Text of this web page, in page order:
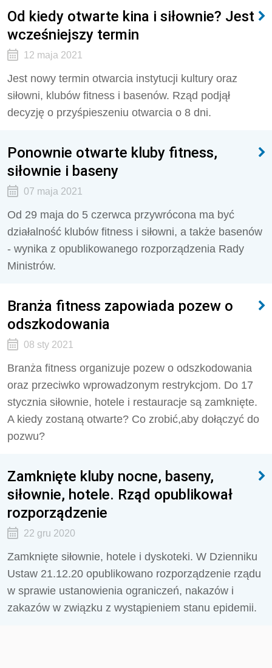
Od kiedy otwarte kina i siłownie? Jest
wcześniejszy termin
12 maja 2021
Jest nowy termin otwarcia instytucji kultury oraz
siłowni, klubów fitness i basenów. Rząd podjął
decyzję o przyśpieszeniu otwarcia o 8 dni.
Ponownie otwarte kluby fitness,
siłownie i baseny
07 maja 2021
Od 29 maja do 5 czerwca przywrócona ma być
działalność klubów fitness i siłowni, a także basenów
- wynika z opublikowanego rozporządzenia Rady
Ministrów.
Branża fitness zapowiada pozew o
odszkodowania
08 sty 2021
Branża fitness organizuje pozew o odszkodowania
oraz przeciwko wprowadzonym restrykcjom. Do 17
stycznia siłownie, hotele i restauracje są zamknięte.
A kiedy zostaną otwarte? Co zrobić,aby dołączyć do
pozwu?
Zamknięte kluby nocne, baseny,
siłownie, hotele. Rząd opublikował
rozporządzenie
22 gru 2020
Zamknięte siłownie, hotele i dyskoteki. W Dzienniku
Ustaw 21.12.20 opublikowano rozporządzenie rządu
w sprawie ustanowienia ograniczeń, nakazów i
zakazów w związku z wystąpieniem stanu epidemii.